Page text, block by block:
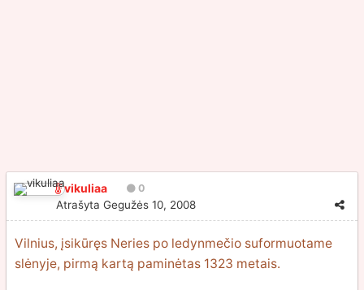
vikuliaa 0
Atrašyta Gegužės 10, 2008
Vilnius, įsikūręs Neries po ledynmečio suformuotame
slėnyje, pirmą kartą paminėtas 1323 metais.